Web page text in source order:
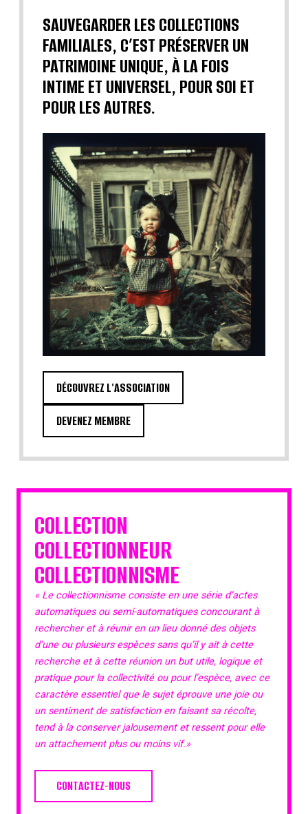
SAUVEGARDER LES COLLECTIONS
FAMILIALES, C’EST PRÉSERVER UN
PATRIMOINE UNIQUE, À LA FOIS
INTIME ET UNIVERSEL, POUR SOI ET
POUR LES AUTRES.
DÉCOUVREZ L'ASSOCIATION
DEVENEZ MEMBRE
COLLECTION
COLLECTIONNEUR
COLLECTIONNISME
« Le collectionnisme consiste en une série d’actes
automatiques ou semi-automatiques concourant à
rechercher et à réunir en un lieu donné des objets
d’une ou plusieurs espèces sans qu’il y ait à cette
recherche et à cette réunion un but utile, logique et
pratique pour la collectivité ou pour l’espèce, avec ce
caractère essentiel que le sujet éprouve une joie ou
un sentiment de satisfaction en faisant sa récolte,
tend à la conserver jalousement et ressent pour elle
un attachement plus ou moins vif.»
CONTACTEZ-NOUS